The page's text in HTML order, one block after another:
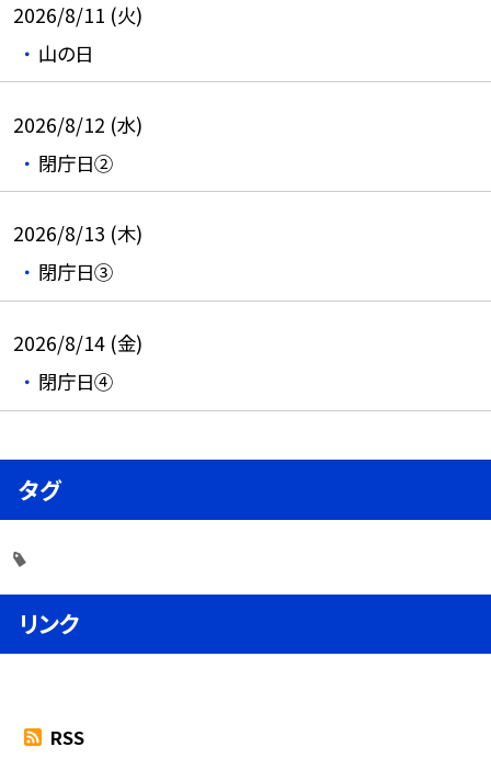
2026/8/11 (火)
山の日
2026/8/12 (水)
閉庁日②
2026/8/13 (木)
閉庁日③
2026/8/14 (金)
閉庁日④
タグ
リンク
RSS